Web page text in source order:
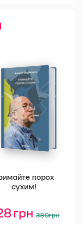
порох
сухим!
380грн
грнПоточна